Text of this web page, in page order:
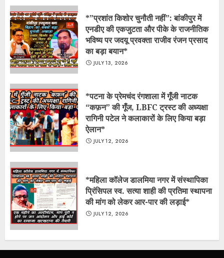
*​”प्रशांत किशोर चुनौती नहीं”: बांकीपुर में
एनडीए की एकजुटता और पीके के राजनीतिक
भविष्य पर जदयू प्रवक्ता राजीव रंजन प्रसाद
का बड़ा बयान*
JULY 13, 2026
*​पटना के प्रेमचंद रंगशाला में गूँजी नाटक
“कफ़न” की गूँज, LBFC ट्रस्ट की अध्यक्षा
रागिनी पटेल ने कलाकारों के लिए किया बड़ा
ऐलान*
JULY 12, 2026
*महिला कॉलेज डालमिया नगर में संस्थापिका
प्रिंसिपल स्व. सत्या शाही की प्रतिमा स्थापना
की मांग को लेकर आर-पार की लड़ाई*
JULY 12, 2026